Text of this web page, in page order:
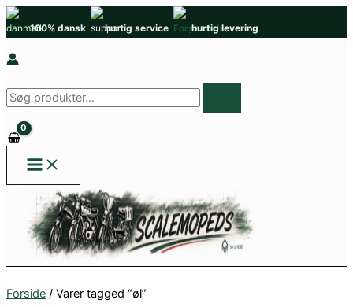
Gå
til
indholdet
100% dansk hurtig service hurtig levering
Søg
efter
produkter
Forside / Varer tagged “øl”